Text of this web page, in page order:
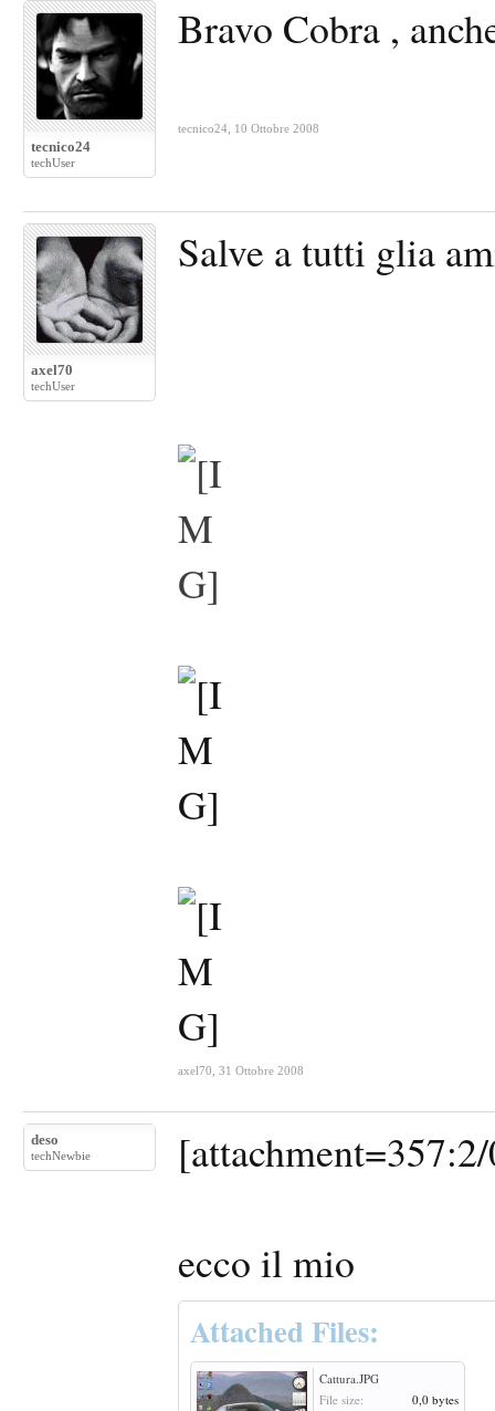
tecnico24
techUser
Bravo Cobra ,
tecnico24 10 Ottobre 2008
axel70
techUser
Salve a tutti glia
axel70 31 Ottobre 2008
deso
techNewbie
ecco il mio
Attached Files:
Cattura.JPG
File size:
0,0 bytes